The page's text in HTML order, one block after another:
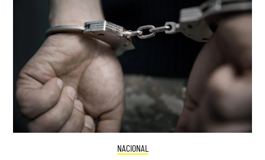
NACIONAL